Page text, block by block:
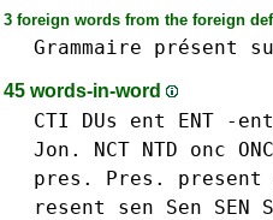
3 foreign words from the foreign
Grammaire présent
45 words-in-word
CTI DUs ent ENT -
Jon.
NCT NTD onc ONC
pres. Pres.
present
resent
sen Sen SEN